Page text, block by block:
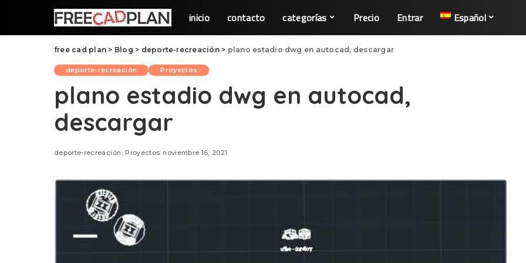
inicio contacto categorías Precio Entrar Español
free cad plan > Blog > deporte-recreación> plano estadio dwg en autocad, descargar
deporte-recreación Proyectos
plano estadio dwg en autocad,
descargar
deporte-recreación Proyectos noviembre 16, 2021